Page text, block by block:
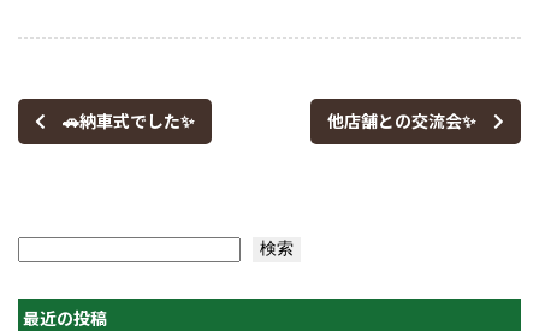
🚗納車式でした✨ 他店舗との交流会✨
検索
最近の投稿